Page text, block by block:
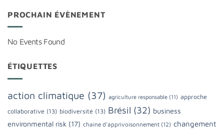
PROCHAIN ÉVÈNEMENT
No Events Found
ÉTIQUETTES
action climatique (37) agriculture responsable (11) approche
collaborative (13) biodiversité (13) Brésil (32) business
environmental risk (17) chaine d'apprivoisonnement (12) changement